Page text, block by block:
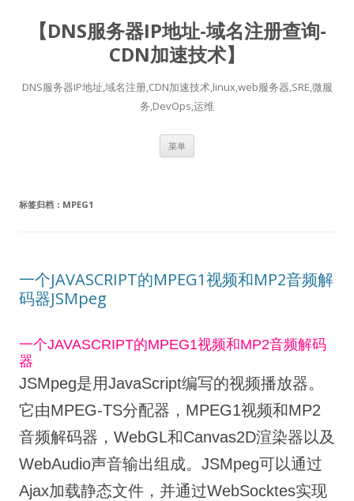
【DNS服务器IP地址-域名注册查询-
CDN加速技术】
DNS服务器IP地址,域名注册,CDN加速技术,linux,web服务器,SRE,微服
务,DevOps,运维
菜单
标签归档： MPEG1
一个JAVASCRIPT的MPEG1视频和MP2音频解
码器JSMpeg
一个JAVASCRIPT的MPEG1视频和MP2音频解码
器
JSMpeg是用JavaScript编写的视频播放器。
它由MPEG-TS分配器，MPEG1视频和MP2
音频解码器，WebGL和Canvas2D渲染器以及
WebAudio声音输出组成。 JSMpeg可以通过
Ajax加载静态文件，并通过WebSocktes实现